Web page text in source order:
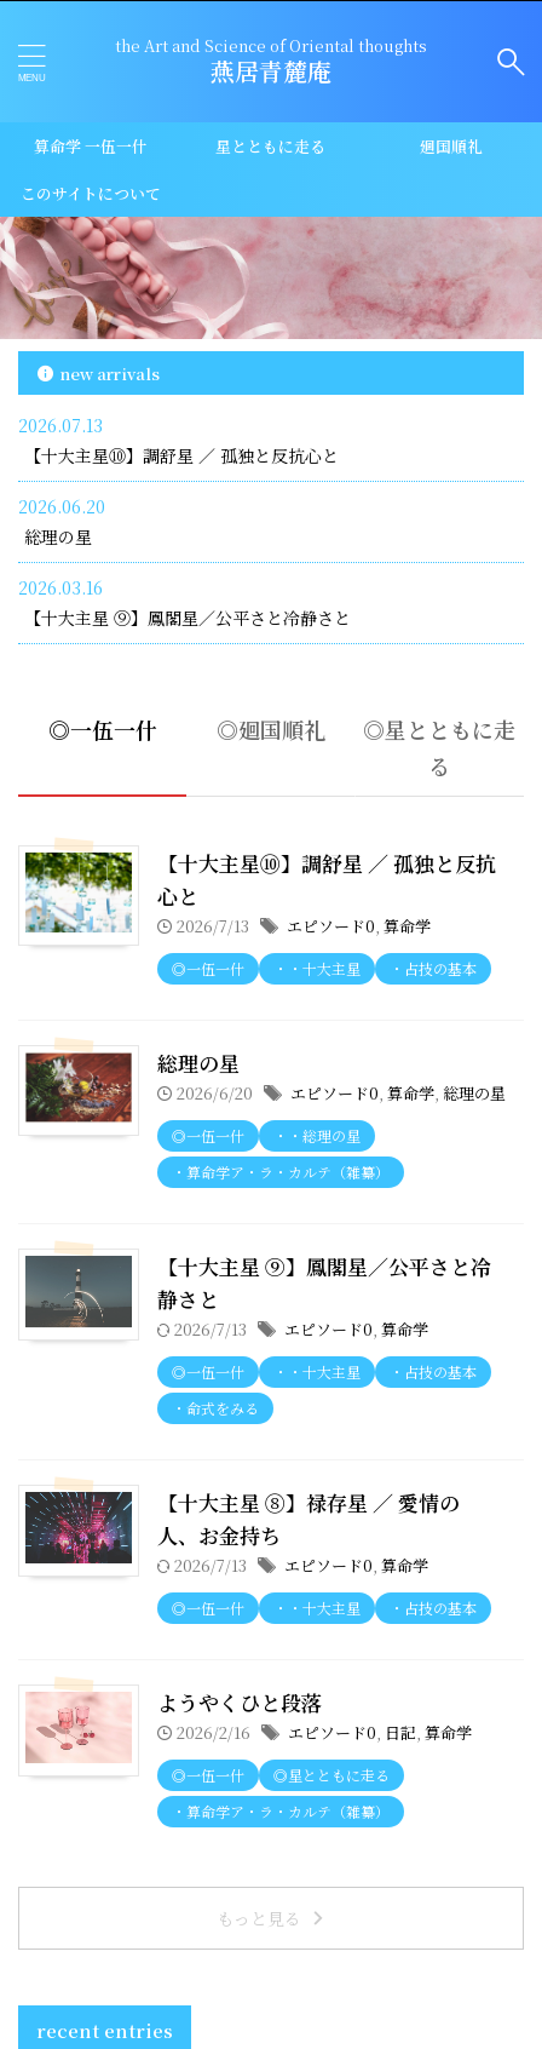
the Art and Science of Oriental thoughts
燕居青麓庵
算命学 一伍一什 星とともに走る 廻国順礼
このサイトについて
new arrivals
2026.07.13
【十大主星⑩】調舒星 ／ 孤独と反抗心と
2026.06.20
総理の星
2026.03.16
【十大主星 ⑨】鳳閣星／公平さと冷静さと
◎一伍一什 ◎廻国順礼
◎星とともに走
る
【十大主星⑩】調舒星 ／ 孤独と反抗
心と
2026/7/13 エピソード0, 算命学
◎一伍一什 ・・十大主星 ・占技の基本
総理の星
2026/6/20 エピソード0, 算命学, 総理の星
◎一伍一什
・・総理の星
・算命学ア・ラ・カルテ（雑纂）
【十大主星 ⑨】鳳閣星／公平さと冷
静さと
2026/7/13 エピソード0, 算命学
◎一伍一什 ・・十大主星
・占技の基本
・命式をみる
【十大主星 ⑧】禄存星 ／ 愛情の
人、お金持ち
2026/7/13 エピソード0, 算命学
◎一伍一什 ・・十大主星 ・占技の基本
ようやくひと段落
2026/2/16 エピソード0, 日記, 算命学
◎一伍一什
◎星とともに走る
・算命学ア・ラ・カルテ（雑纂）
もっと見る
recent entries